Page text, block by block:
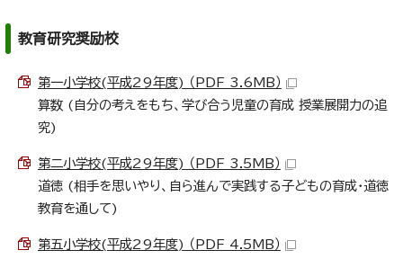
教育研究奨励校
第一小学校(平成29年度) （PDF 3.6MB）
算数 (自分の考えをもち、学び合う児童の育成 授業展開力の追
究)
第二小学校(平成29年度) （PDF 3.5MB）
道徳 (相手を思いやり、自ら進んで実践する子どもの育成・道徳
教育を通して)
第五小学校(平成29年度) （PDF 4.5MB）